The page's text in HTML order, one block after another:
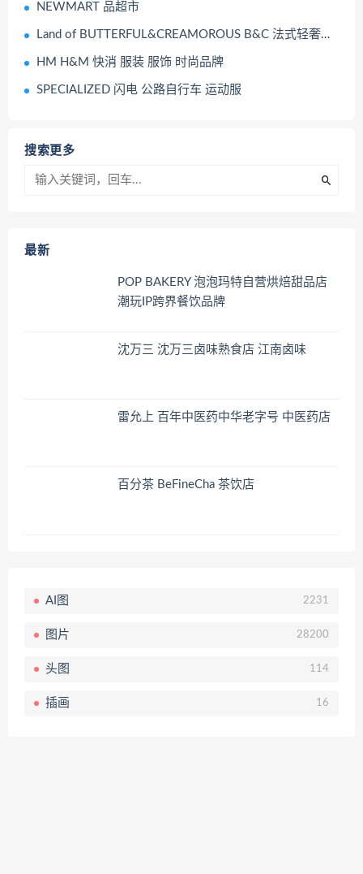
NEWMART 品超市
Land of BUTTERFUL&CREAMOROUS B&C 法式轻奢烘焙连锁品牌
HM H&M 快消 服装 服饰 时尚品牌
SPECIALIZED 闪电 公路自行车 运动服
搜索更多
最新
POP BAKERY 泡泡玛特自营烘焙甜品店
潮玩IP跨界餐饮品牌
沈万三 沈万三卤味熟食店 江南卤味
雷允上 百年中医药中华老字号 中医药店
百分茶 BeFineCha 茶饮店
AI图 2231
图片 28200
头图 114
插画 16